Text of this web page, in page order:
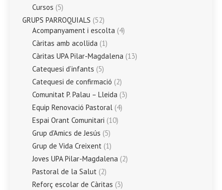
Cursos (5)
GRUPS PARROQUIALS (52)
Acompanyament i escolta (4)
Càritas amb acollida (1)
Càritas UPA Pilar-Magdalena (13)
Catequesi d’infants (5)
Catequesi de confirmació (2)
Comunitat P. Palau – Lleida (3)
Equip Renovació Pastoral (4)
Espai Orant Comunitari (10)
Grup d'Amics de Jesús (5)
Grup de Vida Creixent (1)
Joves UPA Pilar-Magdalena (2)
Pastoral de la Salut (2)
Reforç escolar de Càritas (3)